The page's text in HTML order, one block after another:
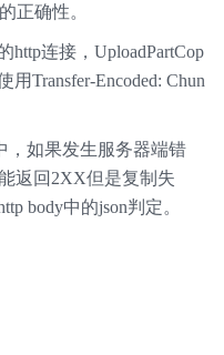
正确性。
http连接，UploadPartCop
Transfer-Encoded: Chun
，如果发生服务器端错
能返回2XX但是复制失
body中的json判定。